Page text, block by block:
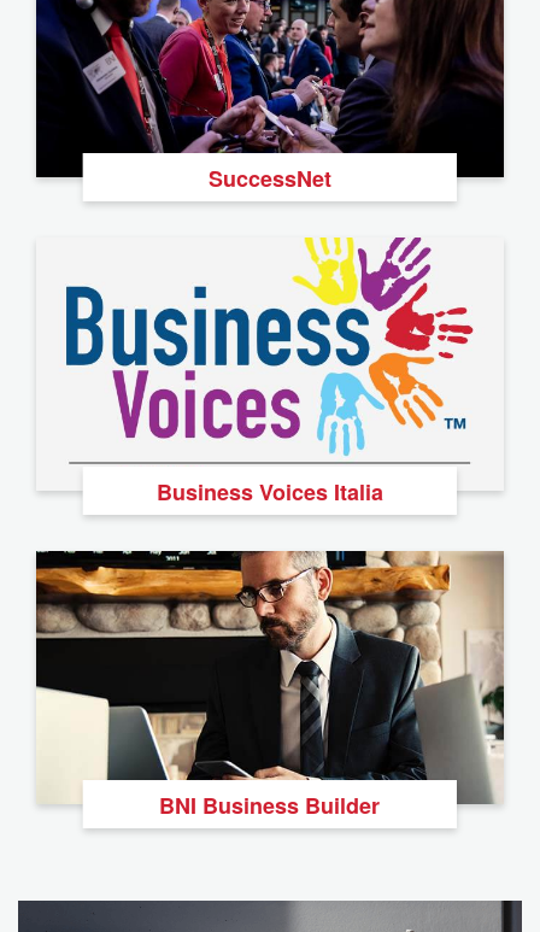
SuccessNet
Business Voices Italia
BNI Business Builder